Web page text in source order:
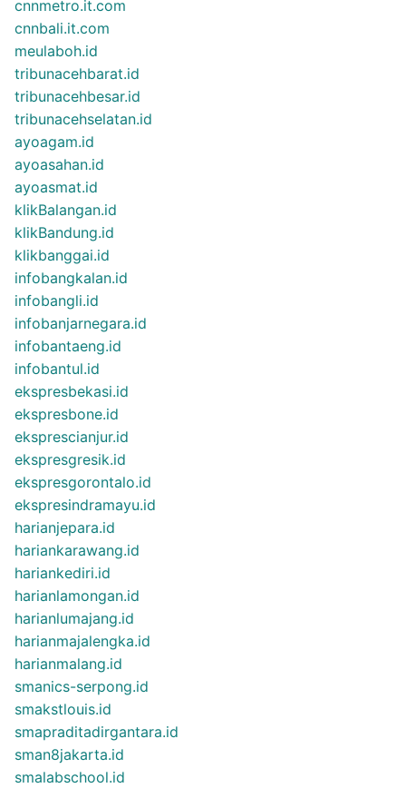
cnnmetro.it.com
cnnbali.it.com
meulaboh.id
tribunacehbarat.id
tribunacehbesar.id
tribunacehselatan.id
ayoagam.id
ayoasahan.id
ayoasmat.id
klikBalangan.id
klikBandung.id
klikbanggai.id
infobangkalan.id
infobangli.id
infobanjarnegara.id
infobantaeng.id
infobantul.id
ekspresbekasi.id
ekspresbone.id
eksprescianjur.id
ekspresgresik.id
ekspresgorontalo.id
ekspresindramayu.id
harianjepara.id
hariankarawang.id
hariankediri.id
harianlamongan.id
harianlumajang.id
harianmajalengka.id
harianmalang.id
smanics-serpong.id
smakstlouis.id
smapraditadirgantara.id
sman8jakarta.id
smalabschool.id